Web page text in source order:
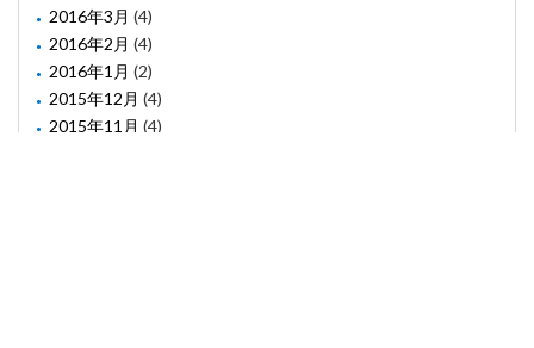
2016年3月 (4)
2016年2月 (4)
2016年1月 (2)
2015年12月 (4)
2015年11月 (4)